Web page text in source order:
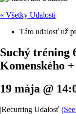
« Všetky Udalosti
Táto udalosť už
Suchý tréning
Komenského
19 mája @
|Recurring Udalosť